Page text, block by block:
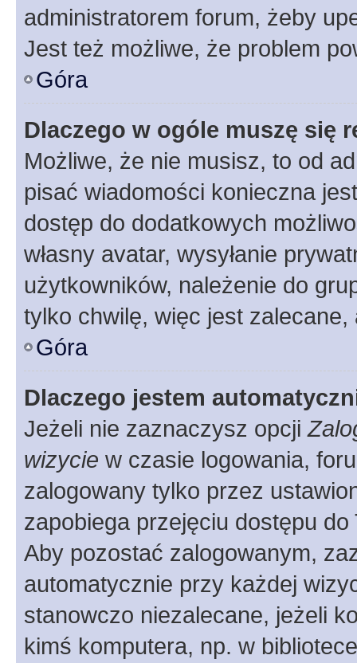
administratorem forum, żeby
Jest też możliwe, że problem
Góra
Dlaczego w ogóle muszę się
Możliwe, że nie musisz, to od
pisać wiadomości konieczna
dostęp do dodatkowych
własny avatar, wysyłanie
użytkowników, należenie do
tylko chwilę, więc jest zalecane,
Góra
Dlaczego jestem
Jeżeli nie zaznaczysz opcji
wizycie w czasie logowania,
zalogowany tylko przez
zapobiega przejęciu dostępu
Aby pozostać zalogowanym,
automatycznie przy każdej
stanowczo niezalecane, jeżeli
kimś komputera, np. w